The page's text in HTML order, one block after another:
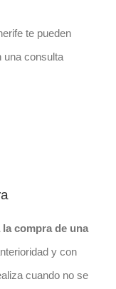
te pueden
una consulta
la compra de una
y con
cuando no se